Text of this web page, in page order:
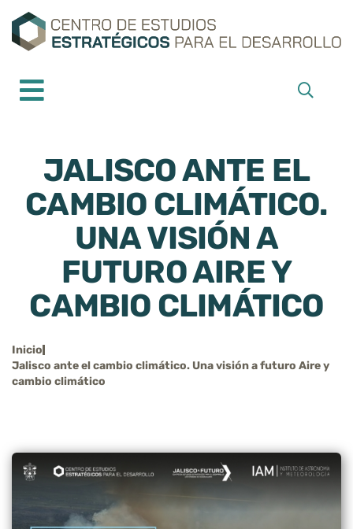
JALISCO ANTE EL
CAMBIO CLIMÁTICO.
UNA VISIÓN A
FUTURO AIRE Y
CAMBIO CLIMÁTICO
Inicio
Jalisco ante el cambio climático. Una visión a futuro Aire y
cambio climático